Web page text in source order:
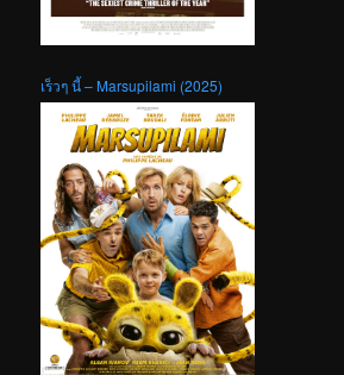
เร็วๆ นี้ – Marsupilami (2025)